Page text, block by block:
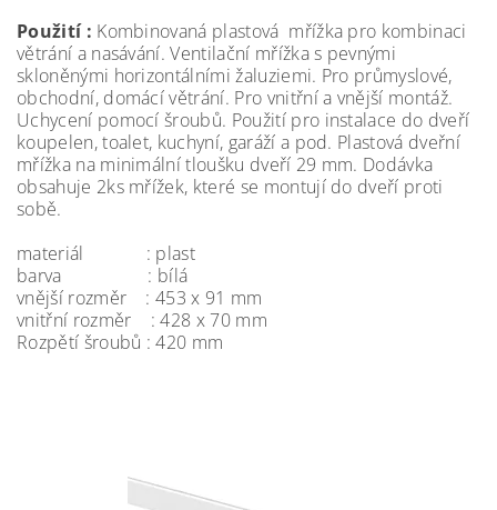
Použití : Kombinovaná plastová mřížka pro kombinaci
větrání a nasávání. Ventilační mřížka s pevnými
skloněnými horizontálními žaluziemi. Pro průmyslové,
obchodní, domácí větrání. Pro vnitřní a vnější montáž.
Uchycení pomocí šroubů. Použití pro instalace do dveří
koupelen, toalet, kuchyní, garáží a pod. Plastová dveřní
mřížka na minimální tloušku dveří 29 mm. Dodávka
obsahuje 2ks mřížek, které se montují do dveří proti
sobě.
materiál : plast
barva : bílá
vnější rozměr : 453 x 91 mm
vnitřní rozměr : 428 x 70 mm
Rozpětí šroubů : 420 mm